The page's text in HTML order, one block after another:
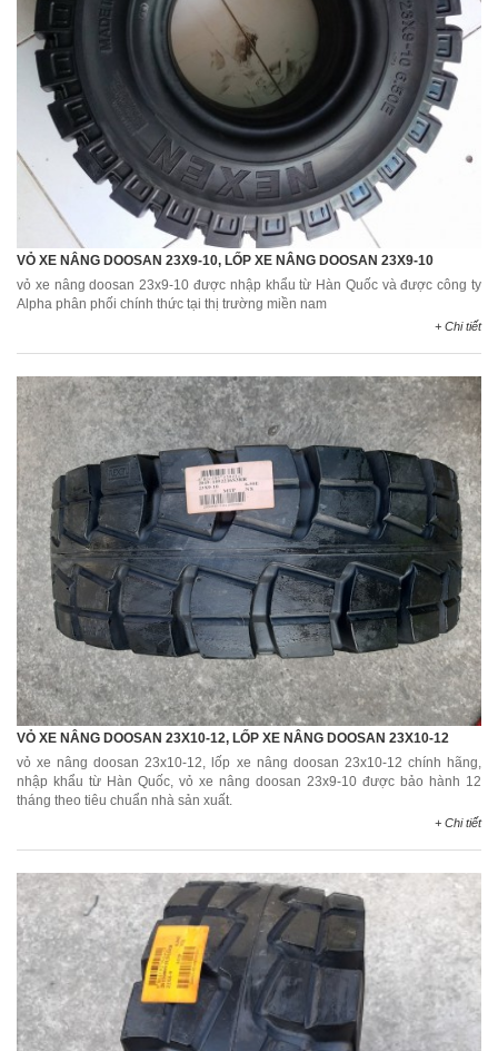
VỎ XE NÂNG DOOSAN 23X9-10, LỐP XE NÂNG DOOSAN 23X9-10
vỏ xe nâng doosan 23x9-10 được nhập khẩu từ Hàn Quốc và được công ty
Alpha phân phối chính thức tại thị trường miền nam
+ Chi tiết
VỎ XE NÂNG DOOSAN 23X10-12, LỐP XE NÂNG DOOSAN 23X10-12
vỏ xe nâng doosan 23x10-12, lốp xe nâng doosan 23x10-12 chính hãng,
nhập khẩu từ Hàn Quốc, vỏ xe nâng doosan 23x9-10 được bảo hành 12
tháng theo tiêu chuẩn nhà sản xuất.
+ Chi tiết